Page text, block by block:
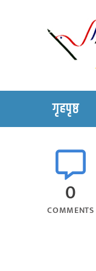
गृहपृष्ठ
0
COMMENTS